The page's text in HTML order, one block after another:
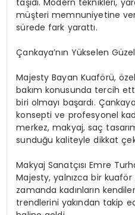
müşteri memnuniyetine
sürede fark yarattı.
Çankaya’nın Yükselen
Majesty Bayan Kuaförü,
bakım konusunda tercih
biri olmayı başardı.
konsepti ve profesyonel
merkez, makyaj, saç
sunduğu kaliteyle dikkat
Makyaj Sanatçısı Emre
Majesty, yalnızca bir kuaför
zamanda kadınların
trendlerini yakından takip